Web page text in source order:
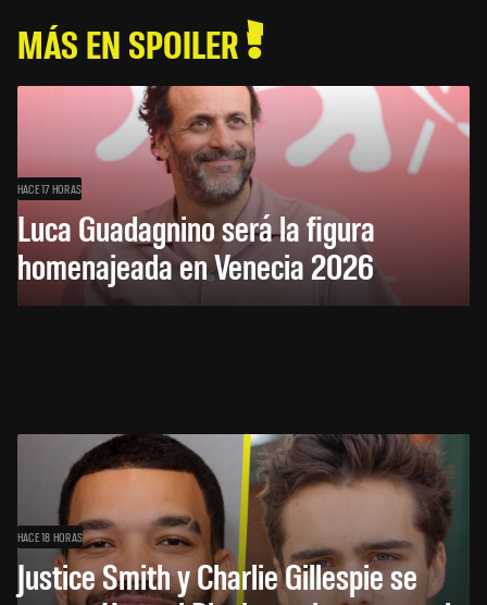
MÁS EN SPOILER
HACE 17 HORAS
Luca Guadagnino será la figura
homenajeada en Venecia 2026
HACE 18 HORAS
Justice Smith y Charlie Gillespie se